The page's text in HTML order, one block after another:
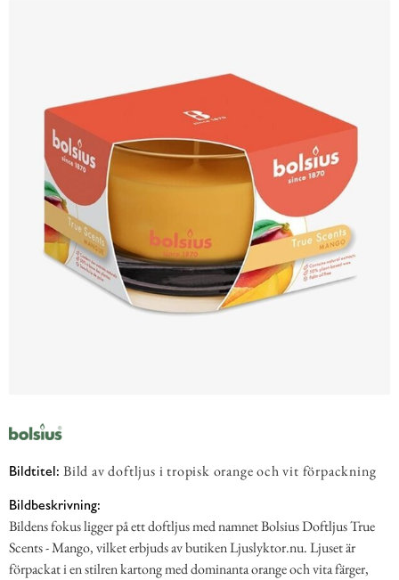
Bildtitel: Bild av doftljus i tropisk orange och vit förpackning
Bildbeskrivning:
Bildens fokus ligger på ett doftljus med namnet Bolsius Doftljus True
Scents - Mango, vilket erbjuds av butiken Ljuslyktor.nu. Ljuset är
förpackat i en stilren kartong med dominanta orange och vita färger,